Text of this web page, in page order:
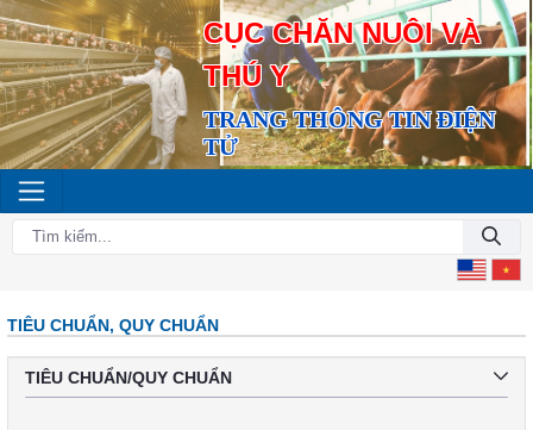
CỤC CHĂN NUÔI VÀ
THÚ Y
TRANG THÔNG TIN ĐIỆN
TỬ
TIÊU CHUẨN, QUY CHUẨN
TIÊU CHUẨN/QUY CHUẨN